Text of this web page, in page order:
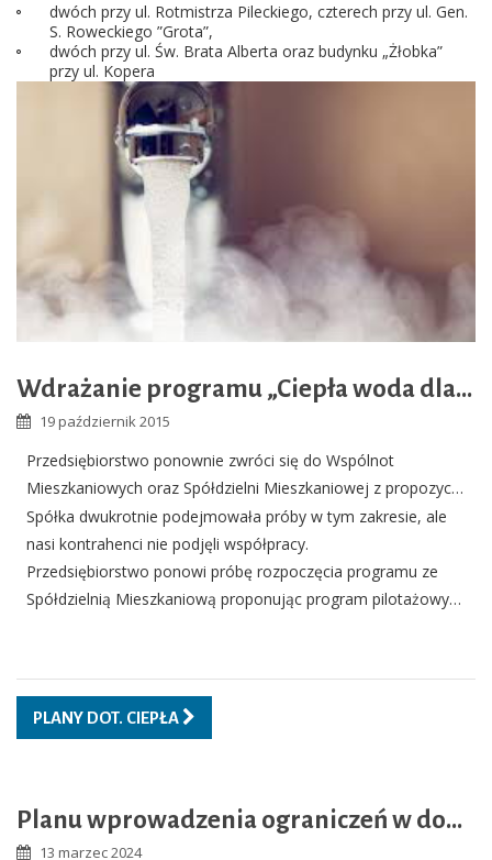
dwóch przy ul. Rotmistrza Pileckiego, czterech przy ul. Gen.
S. Roweckiego ”Grota”,
dwóch przy ul. Św. Brata Alberta oraz budynku „Żłobka”
przy ul. Kopera
Wdrażanie programu „Ciepła woda dla Świdnika z sieci miejskiej”
19 październik 2015
Przedsiębiorstwo ponownie zwróci się do Wspólnot
Mieszkaniowych oraz Spółdzielni Mieszkaniowej z propozycją
współpracy przy wdrażaniu programu „Ciepła woda dla
Świdnika z sieci miejskiej”, którego celem jest likwidacja
piecyków gazowych i zastąpienie ich dostawą ciepłej wody
użytkowej z węzła cieplnego.
Spółka dwukrotnie podejmowała próby w tym zakresie, ale
nasi kontrahenci nie podjęli współpracy.
Przedsiębiorstwo ponowi próbę rozpoczęcia programu ze
Spółdzielnią Mieszkaniową proponując program pilotażowy
PLANY DOT. CIEPŁA
Planu wprowadzenia ograniczeń w dostawie i poborze ciepła dla miasta Świdnik na lata 2024 - 2027
13 marzec 2024